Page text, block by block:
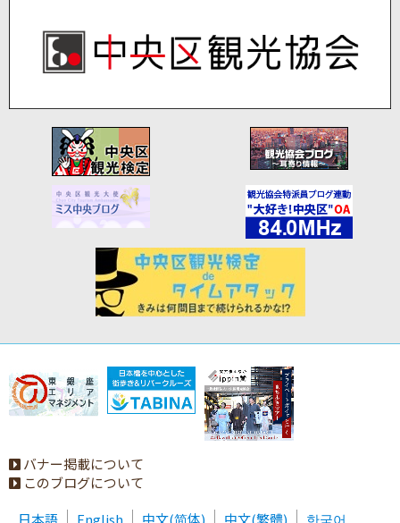
バナー掲載について
このブログについて
日本語
English 中文(简体) 中文(繁體) 한국어